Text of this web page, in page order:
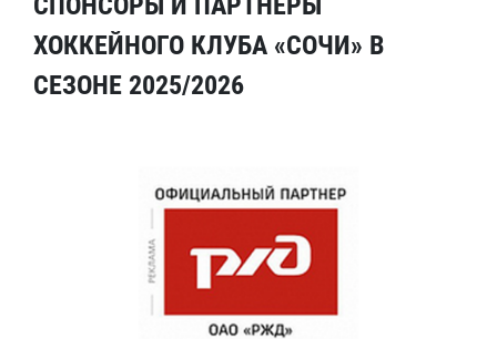
ХОККЕЙНОГО КЛУБА «СОЧИ» В
СЕЗОНЕ 2025/2026